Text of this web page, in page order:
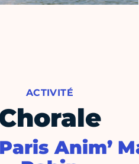
ACTIVITÉ
Anim’